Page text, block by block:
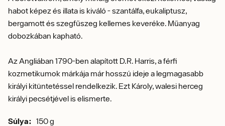
habot képez és illata is kiváló - szantálfa, eukaliptusz,
bergamott és szegfűszeg kellemes keveréke. Műanyag
dobozkában kapható.
Az Angliában 1790-ben alapított D.R. Harris, a férfi
kozmetikumok márkája már hosszú ideje a legmagasabb
királyi kitüntetéssel rendelkezik. Ezt Károly, walesi herceg
királyi pecsétjével is elismerte.
Súlya: 150 g